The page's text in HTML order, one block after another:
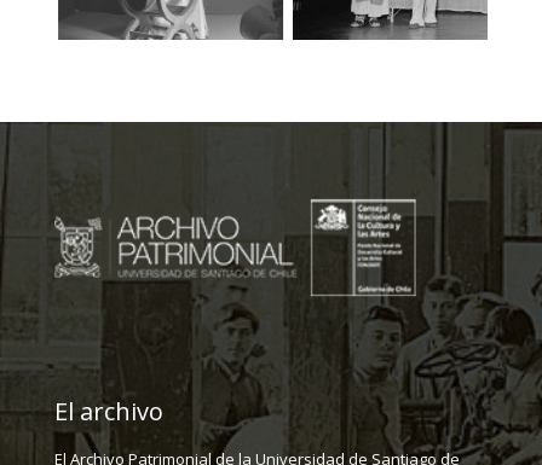
El archivo
El Archivo Patrimonial de la Universidad de Santiago de